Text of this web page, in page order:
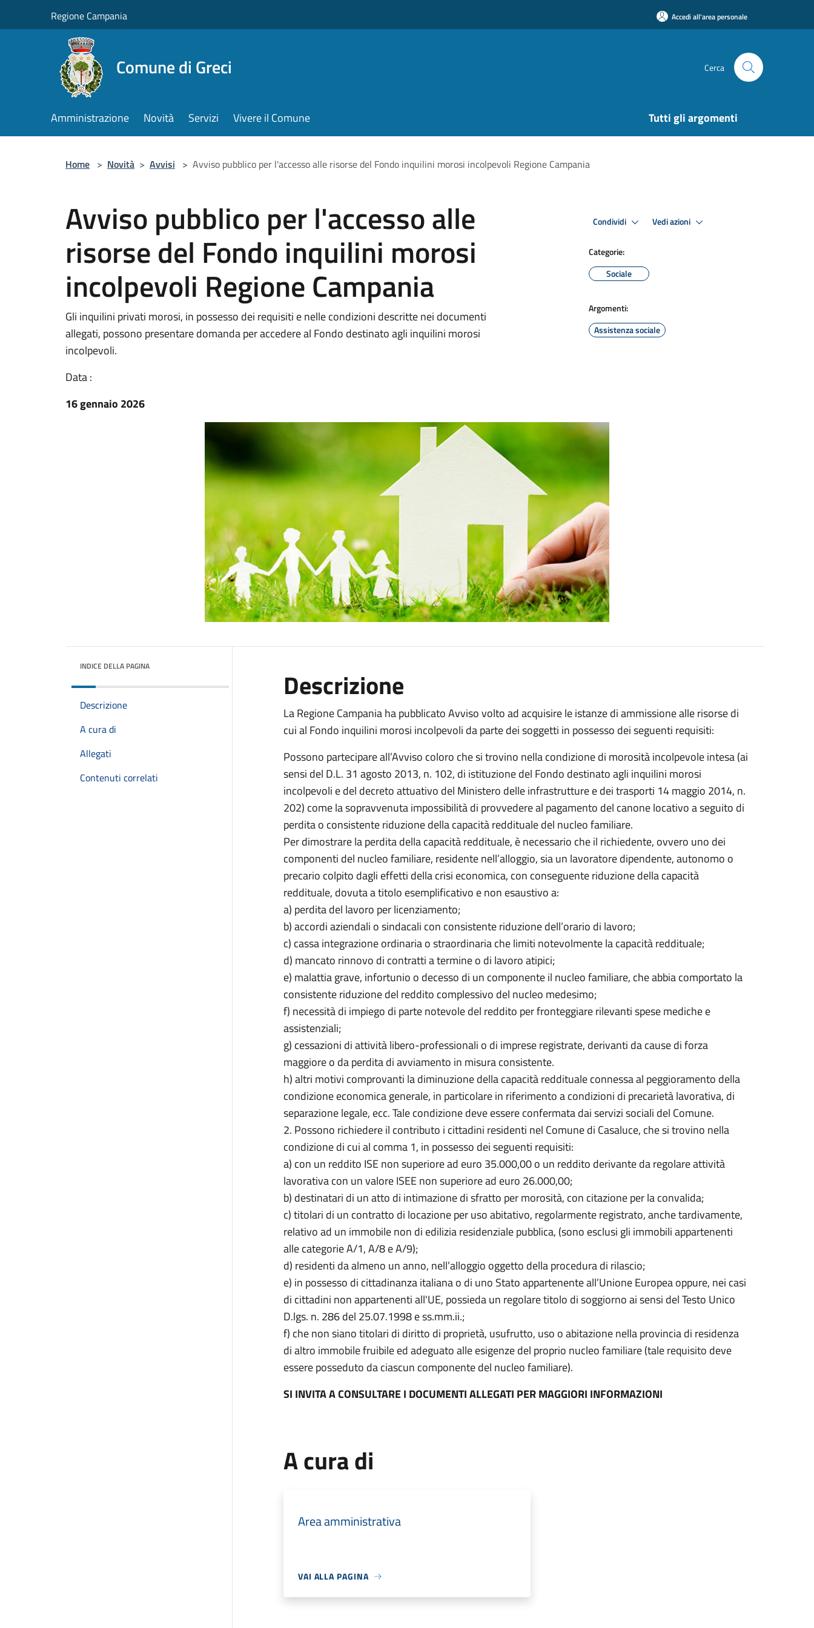
Regione Campania Accedi all'area personale
Comune di Greci Cerca
Amministrazione Novità Servizi Vivere il Comune Tutti gli argomenti
Home > Novità > Avvisi > Avviso pubblico per l'accesso alle risorse del Fondo inquilini morosi incolpevoli Regione Campania
Avviso pubblico per l'accesso alle
risorse del Fondo inquilini morosi
incolpevoli Regione Campania
Gli inquilini privati morosi, in possesso dei requisiti e nelle condizioni descritte nei documenti
allegati, possono presentare domanda per accedere al Fondo destinato agli inquilini morosi
incolpevoli.
Data :
16 gennaio 2026
Condividi Vedi azioni
Categorie:
Sociale
Argomenti:
Assistenza sociale
INDICE DELLA PAGINA
Descrizione
A cura di
Allegati
Contenuti correlati
Descrizione
La Regione Campania ha pubblicato Avviso volto ad acquisire le istanze di ammissione alle risorse di
cui al Fondo inquilini morosi incolpevoli da parte dei soggetti in possesso dei seguenti requisiti:
Possono partecipare all’Avviso coloro che si trovino nella condizione di morosità incolpevole intesa (ai
sensi del D.L. 31 agosto 2013, n. 102, di istituzione del Fondo destinato agli inquilini morosi
incolpevoli e del decreto attuativo del Ministero delle infrastrutture e dei trasporti 14 maggio 2014, n.
202) come la sopravvenuta impossibilità di provvedere al pagamento del canone locativo a seguito di
perdita o consistente riduzione della capacità reddituale del nucleo familiare.
Per dimostrare la perdita della capacità reddituale, è necessario che il richiedente, ovvero uno dei
componenti del nucleo familiare, residente nell’alloggio, sia un lavoratore dipendente, autonomo o
precario colpito dagli effetti della crisi economica, con conseguente riduzione della capacità
reddituale, dovuta a titolo esemplificativo e non esaustivo a:
a) perdita del lavoro per licenziamento;
b) accordi aziendali o sindacali con consistente riduzione dell’orario di lavoro;
c) cassa integrazione ordinaria o straordinaria che limiti notevolmente la capacità reddituale;
d) mancato rinnovo di contratti a termine o di lavoro atipici;
e) malattia grave, infortunio o decesso di un componente il nucleo familiare, che abbia comportato la
consistente riduzione del reddito complessivo del nucleo medesimo;
f) necessità di impiego di parte notevole del reddito per fronteggiare rilevanti spese mediche e
assistenziali;
g) cessazioni di attività libero-professionali o di imprese registrate, derivanti da cause di forza
maggiore o da perdita di avviamento in misura consistente.
h) altri motivi comprovanti la diminuzione della capacità reddituale connessa al peggioramento della
condizione economica generale, in particolare in riferimento a condizioni di precarietà lavorativa, di
separazione legale, ecc. Tale condizione deve essere confermata dai servizi sociali del Comune.
2. Possono richiedere il contributo i cittadini residenti nel Comune di Casaluce, che si trovino nella
condizione di cui al comma 1, in possesso dei seguenti requisiti:
a) con un reddito ISE non superiore ad euro 35.000,00 o un reddito derivante da regolare attività
lavorativa con un valore ISEE non superiore ad euro 26.000,00;
b) destinatari di un atto di intimazione di sfratto per morosità, con citazione per la convalida;
c) titolari di un contratto di locazione per uso abitativo, regolarmente registrato, anche tardivamente,
relativo ad un immobile non di edilizia residenziale pubblica, (sono esclusi gli immobili appartenenti
alle categorie A/1, A/8 e A/9);
d) residenti da almeno un anno, nell’alloggio oggetto della procedura di rilascio;
e) in possesso di cittadinanza italiana o di uno Stato appartenente all’Unione Europea oppure, nei casi
di cittadini non appartenenti all'UE, possieda un regolare titolo di soggiorno ai sensi del Testo Unico
D.lgs. n. 286 del 25.07.1998 e ss.mm.ii.;
f) che non siano titolari di diritto di proprietà, usufrutto, uso o abitazione nella provincia di residenza
di altro immobile fruibile ed adeguato alle esigenze del proprio nucleo familiare (tale requisito deve
essere posseduto da ciascun componente del nucleo familiare).
SI INVITA A CONSULTARE I DOCUMENTI ALLEGATI PER MAGGIORI INFORMAZIONI
A cura di
Area amministrativa
VAI ALLA PAGINA